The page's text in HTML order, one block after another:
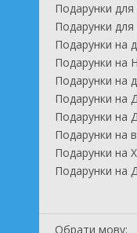
Подарунки для
Подарунки для
Подарунки на
Подарунки на
Подарунки на
Подарунки на
Подарунки на
Подарунки на
Подарунки на
Подарунки на
Обрати мову: